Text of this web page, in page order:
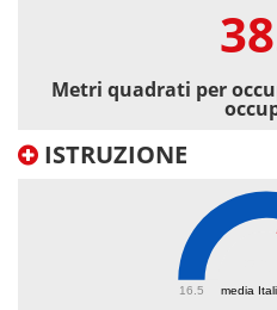
Metri quadrati per
ISTRUZIONE
media
16.5